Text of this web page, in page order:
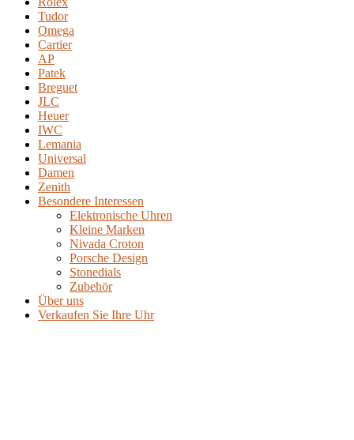
Tudor
Omega
Cartier
AP
Patek
Breguet
JLC
Heuer
IWC
Lemania
Universal
Damen
Zenith
Besondere Interessen
Elektronische Uhren
Kleine Marken
Nivada Croton
Porsche Design
Stonedials
Zubehör
Über uns
Verkaufen Sie Ihre Uhr